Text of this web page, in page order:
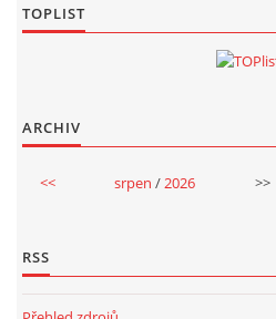
TOPLIST
ARCHIV
<< srpen /2026 >>
RSS